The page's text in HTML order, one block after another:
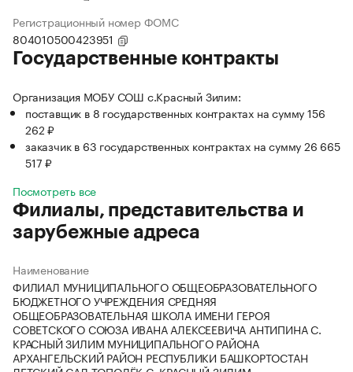
Регистрационный номер ФОМС
804010500423951
Государственные контракты
Организация МОБУ СОШ с.Красный Зилим:
поставщик в 8 государственных контрактах на сумму 156
262 ₽
заказчик в 63 государственных контрактах на сумму 26 665
517 ₽
Посмотреть все
Филиалы, представительства и
зарубежные адреса
Наименование
ФИЛИАЛ МУНИЦИПАЛЬНОГО ОБЩЕОБРАЗОВАТЕЛЬНОГО
БЮДЖЕТНОГО УЧРЕЖДЕНИЯ СРЕДНЯЯ
ОБЩЕОБРАЗОВАТЕЛЬНАЯ ШКОЛА ИМЕНИ ГЕРОЯ
СОВЕТСКОГО СОЮЗА ИВАНА АЛЕКСЕЕВИЧА АНТИПИНА С.
КРАСНЫЙ ЗИЛИМ МУНИЦИПАЛЬНОГО РАЙОНА
АРХАНГЕЛЬСКИЙ РАЙОН РЕСПУБЛИКИ БАШКОРТОСТАН